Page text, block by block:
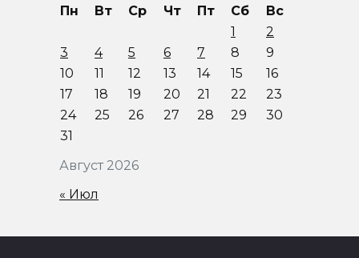
Август 2026
Пн Вт Ср Чт Пт Сб
Вс
1
2
3
4 5 6 7 8
9
10
11 12 13 14 15
16
17
18 19 20 21 22
23
24
25 26 27 28 29
30
31
« Июл